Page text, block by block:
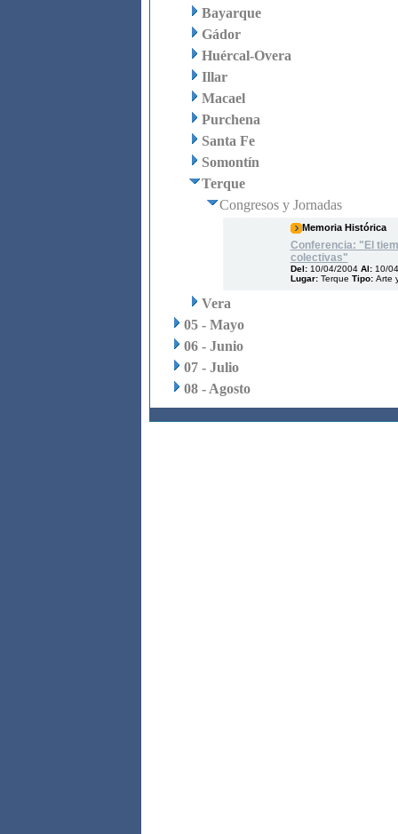
Bayarque
Gádor
Huércal-Overa
Illar
Macael
Purchena
Santa Fe
Somontín
Terque
Congresos y Jornadas
Memoria Histórica
Conferencia: "El
colectivas"
Del: 10/04/2004 Al: 10/
Lugar: Terque Tipo: Arte
Vera
05 - Mayo
06 - Junio
07 - Julio
08 - Agosto